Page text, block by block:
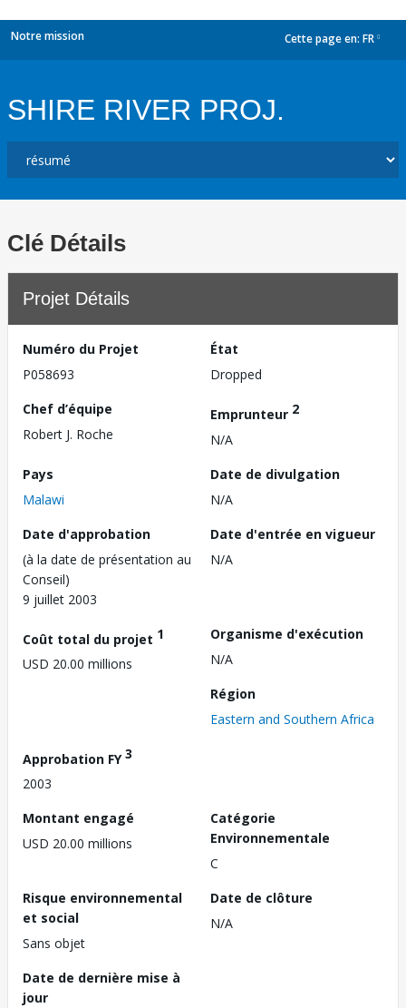
Notre mission Cette page en: FR
SHIRE RIVER PROJ.
Clé Détails
Projet Détails
Numéro du Projet
P058693
État
Dropped
Chef d’équipe
Robert J. Roche
Emprunteur 2
N/A
Pays
Malawi
Date de divulgation
N/A
Date d'approbation
(à la date de présentation au
Conseil)
9 juillet 2003
Date d'entrée en vigueur
N/A
Coût total du projet 1
USD 20.00 millions
Organisme d'exécution
N/A
Région
Eastern and Southern Africa
Approbation FY3
2003
Montant engagé
USD 20.00 millions
Catégorie
Environnementale
C
Risque environnemental
et social
Sans objet
Date de clôture
N/A
Date de dernière mise à
jour